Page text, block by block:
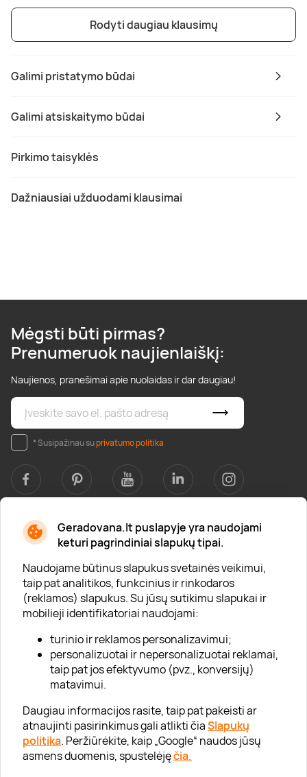
Geradovana.lt puslapyje yra naudojami
keturi pagrindiniai slapukų tipai.
Naudojame būtinus slapukus svetainės veikimui,
taip pat analitikos, funkcinius ir rinkodaros
(reklamos) slapukus. Su jūsų sutikimu slapukai ir
mobilieji identifikatoriai naudojami:
turinio ir reklamos personalizavimui;
personalizuotai ir nepersonalizuotai reklamai,
taip pat jos efektyvumo (pvz., konversijų)
matavimui.
Daugiau informacijos rasite, taip pat pakeisti ar
atnaujinti pasirinkimus gali atlikti čiaSlapukų
politika. Peržiūrėkite, kaip „Google“ naudos jūsų
asmens duomenis, spustelėjęčia.
Galimi pristatymo būdai
Galimi atsiskaitymo būdai
Pirkimo taisyklės
Dažniausiai užduodami klausimai
Rodyti daugiau klausimų
Mėgsti būti pirmas?
Prenumeruok naujienlaiškį:
Naujienos, pranešimai apie nuolaidas ir dar daugiau!
* Susipažinau suprivatumo politika
Apie mus
Apie „Gera Dovana“
Lojalumo klubas
Karjera
Visi partneriai
Kontaktai
Tinklaraštis
Informacija